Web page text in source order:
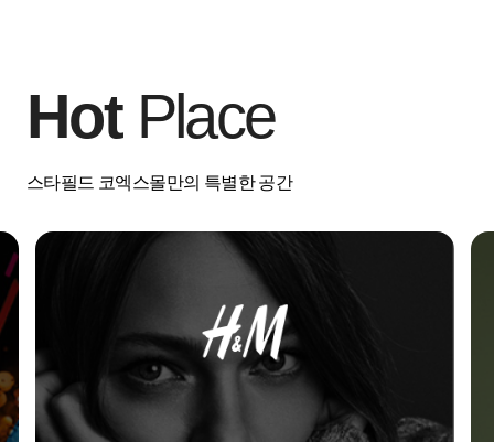
HotPlace
스타필드 코엑스몰만의 특별한 공간